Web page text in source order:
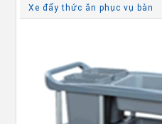
Xe đẩy thức ăn phục vụ bàn